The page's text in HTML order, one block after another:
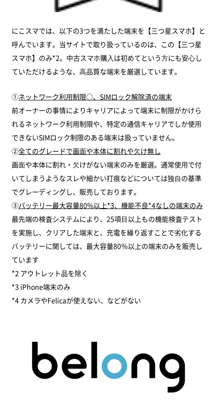
にこスマでは、以下の3つを満たした端末を【三つ星スマホ】と
呼んでいます。当サイトで取り扱っているのは、この【三つ星
スマホ】のみ*2。中古スマホ購⼊は初めてという⽅にも安⼼し
ていただけるような、⾼品質な端末を厳選しています。
①ネットワーク利⽤制限○、SIMロック解除済の端末
前オーナーの事情によりキャリアによって端末に制限がかけら
れるネットワーク利用制限や、特定の通信キャリアでしか使⽤
できないSIMロック制限のある端末は扱っていません。
②全てのグレードで画⾯や本体に割れや⽋け無し
画⾯や本体に割れ・⽋けがない端末のみを厳選。通常使⽤で付
いてしまうようなスレや細かい打痕などについては独⾃の基準
でグレーディングし、販売しております。
③バッテリー最大容量80%以上*3、機能不良*4なしの端末のみ
最先端の検査システムにより、25項⽬以上もの機能検査テスト
を実施し、クリアした端末と、充電を繰り返すことで劣化する
バッテリーに関しては、最大容量80％以上の端末のみを販売し
ています
*2 アウトレット品を除く
*3 iPhone端末のみ
*4 カメラやFelicaが使えない、などがない